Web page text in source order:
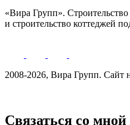
«Вира Групп».
и строительство коттеджей
2008-2026, Вира Групп. Cайт
Связаться со мной